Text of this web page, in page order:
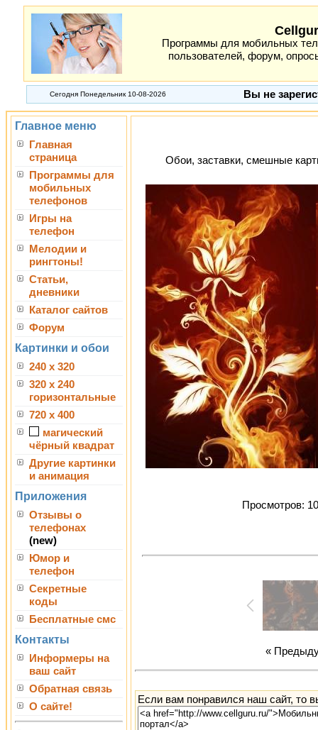
Программы для мобильных
пользователей, форум,
Сегодня Понедельник 10-08-2026 Вы не
Главное меню
Главная
страница
Программы для
мобильных
телефонов
Игры на
телефон
Мелодии и
рингтоны!
Статьи,
дневники
Каталог сайтов
Форум
Картинки и обои
240 x 320
320 x 240
горизонтальные
720 x 400
магический
чёрный квадрат
Другие картинки
и анимация
Приложения
Отзывы о
телефонах
(new)
Юмор и
телефон
Секретные
коды
Бесплатные смс
Контакты
Информеры на
ваш сайт
Обратная связь
О сайте!
Обои, заставки, смешные
Просмотров:
«
Если вам понравился наш сайт, то